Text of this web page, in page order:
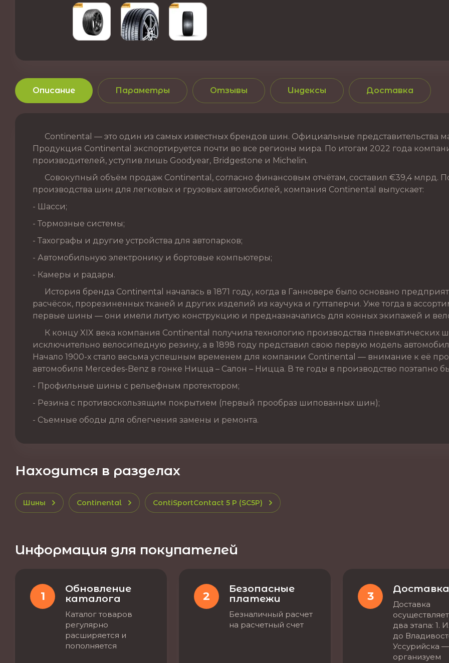
Описание Параметры Отзывы Индексы Доставка
Continental — это один из самых известных брендов шин. Официальные представительства
Продукция Continental экспортируется почти во все регионы мира. По итогам 2022 года
производителей, уступив лишь Goodyear, Bridgestone и Michelin.
Совокупный объём продаж Continental, согласно финансовым отчётам, составил €39,4 млрд.
производства шин для легковых и грузовых автомобилей, компания Continental выпускает:
- Шасси;
- Тормозные системы;
- Тахографы и другие устройства для автопарков;
- Автомобильную электронику и бортовые компьютеры;
- Камеры и радары.
История бренда Continental началась в 1871 году, когда в Ганновере было основано
расчёсок, прорезиненных тканей и других изделий из каучука и гуттаперчи. Уже тогда в
первые шины — они имели литую конструкцию и предназначались для конных экипажей и
К концу XIX века компания Continental получила технологию производства пневматических
исключительно велосипедную резину, а в 1898 году представил свою первую модель
Начало 1900-х стало весьма успешным временем для компании Continental — внимание к её
автомобиля Mercedes-Benz в гонке Ницца – Салон – Ницца. В те годы в производство поэтапно
- Профильные шины с рельефным протектором;
- Резина с противоскользящим покрытием (первый прообраз шипованных шин);
- Съемные ободы для облегчения замены и ремонта.
Находится в разделах
Шины Continental ContiSportContact 5 P (SC5P)
Информация для покупателей
1
Обновление
каталога
Каталог товаров
регулярно
расширяется и
пополняется
2
Безопасные
платежи
Безналичный расчет
на расчетный счет
3
Доставка
Доставка
два этапа: 1.
до
Уссурийска —
организуем